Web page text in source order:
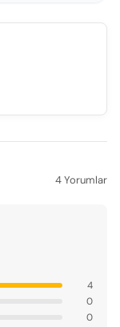
4 Yorumlar
4
0
0